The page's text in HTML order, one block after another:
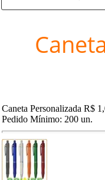
Caneta Personalizada R$
Pedido Mínimo: 200 un.